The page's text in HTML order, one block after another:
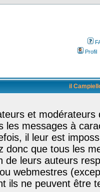
Profil
il
et
les messages à
il leur est
donc que tous les
de leurs auteurs
webmestres
ils ne peuvent être